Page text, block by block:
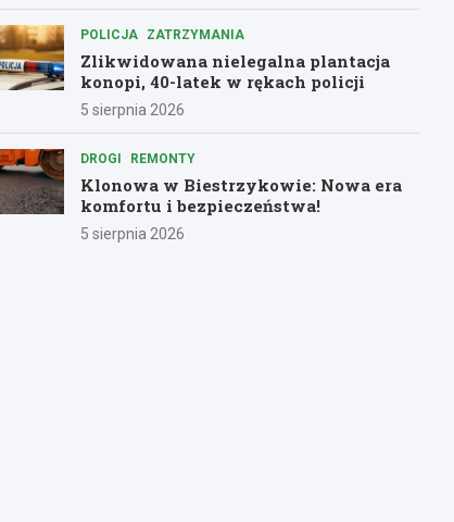
POLICJA ZATRZYMANIA
Zlikwidowana nielegalna plantacja
konopi, 40-latek w rękach policji
5 sierpnia 2026
DROGI REMONTY
Klonowa w Biestrzykowie: Nowa era
komfortu i bezpieczeństwa!
5 sierpnia 2026